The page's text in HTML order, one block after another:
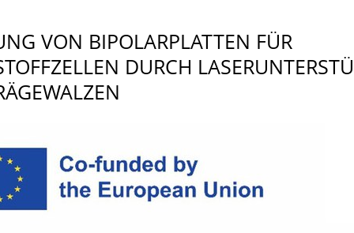
VON BIPOLARPLATTEN FÜR
DURCH